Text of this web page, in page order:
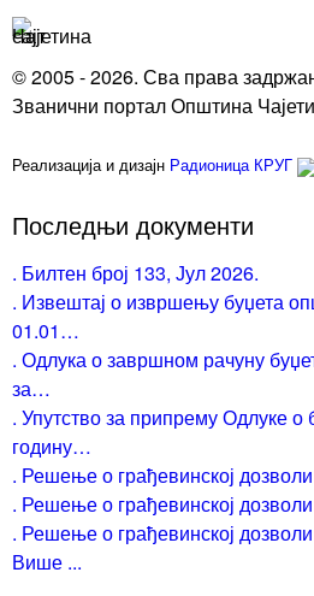
© 2005 - 2026. Сва права
Званични портал Општина
Реализација и дизајн Радионица КРУГ
Последњи документи
. Билтен број 133, Јул 2026.
. Извештај о извршењу буџета
01.01…
. Одлука о завршном рачуну
за…
. Упутство за припрему Одлуке о
годину…
. Решење о грађевинској
. Решење о грађевинској
. Решење о грађевинској
Више ...